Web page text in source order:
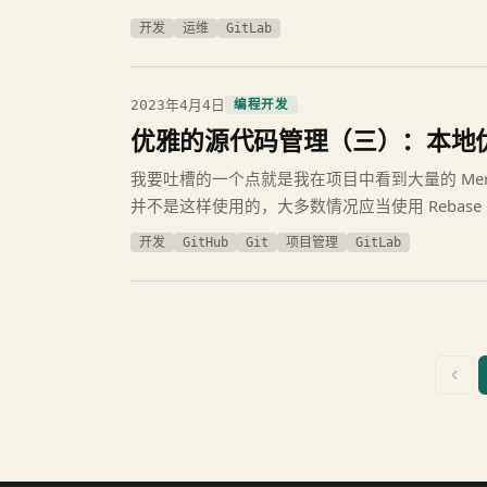
开发 运维 GitLab
2023年4月4日 编程开发
优雅的源代码管理（三）：本
我要吐槽的一个点就是我在项目中看到大量的
并不是这样使用的，大多数情况应当使用 Rebase
开发 GitHub Git 项目管理 GitLab